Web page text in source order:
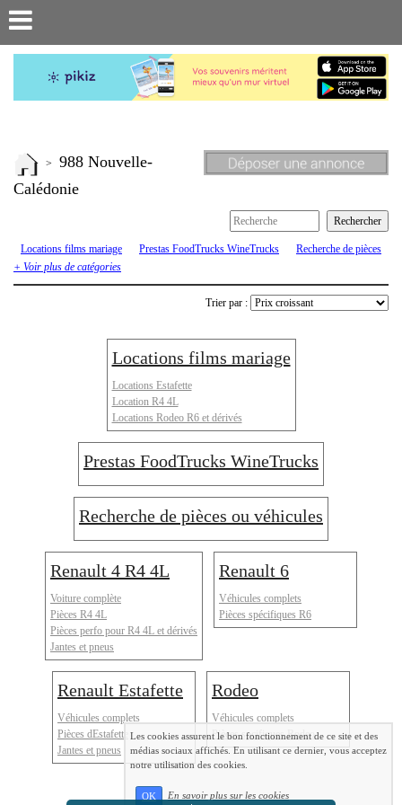
>
988 Nouvelle-
Calédonie
Locations films mariage Prestas FoodTrucks WineTrucks
Recherche de pièces
ou véhicules
Renault 4 R4 4L
+ Voir plus de catégories
Trier par :
Locations films mariage
Locations Estafette
Location R4 4L
Locations Rodeo R6 et dérivés
Prestas FoodTrucks WineTrucks
Recherche de pièces ou véhicules
Renault 4 R4 4L
Voiture complète
Pièces R4 4L
Pièces perfo pour R4 4L et dérivés
Jantes et pneus
Renault 6
Véhicules complets
Pièces spécifiques R6
Renault Estafette
Véhicules complets
Pièces dEstafette
Jantes et pneus
Rodeo
Véhicules complets
Pièces spcifiques Rodeo
Les cookies assurent le bon fonctionnement de ce site et des
médias sociaux affichés. En utilisant ce dernier, vous acceptez
notre utilisation des cookies.
OK En savoir plus sur les cookies